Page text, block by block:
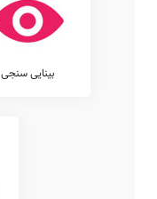
بینایی سنجی